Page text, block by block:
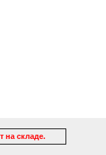
на складе.